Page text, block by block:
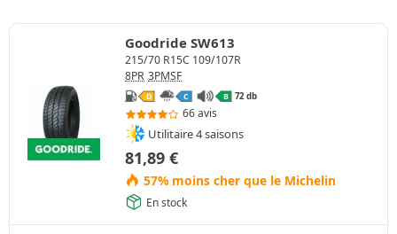
Goodride SW613
215/70 R15C 109/107R
8PR 3PMSF
D C B 72 db
66 avis
Utilitaire 4 saisons
81,89 €
57% moins cher que le Michelin
En stock